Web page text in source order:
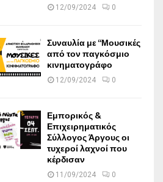
12/09/2024 0
Συναυλία με “Μουσικές
από τον παγκόσμιο
κινηματογράφο
12/09/2024 0
Εμπορικός &
Επιχειρηματικός
Σύλλογος Άργους οι
τυχεροί λαχνοί που
κέρδισαν
11/09/2024 0